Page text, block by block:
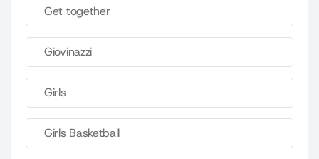
Get together
Giovinazzi
Girls
Girls Basketball